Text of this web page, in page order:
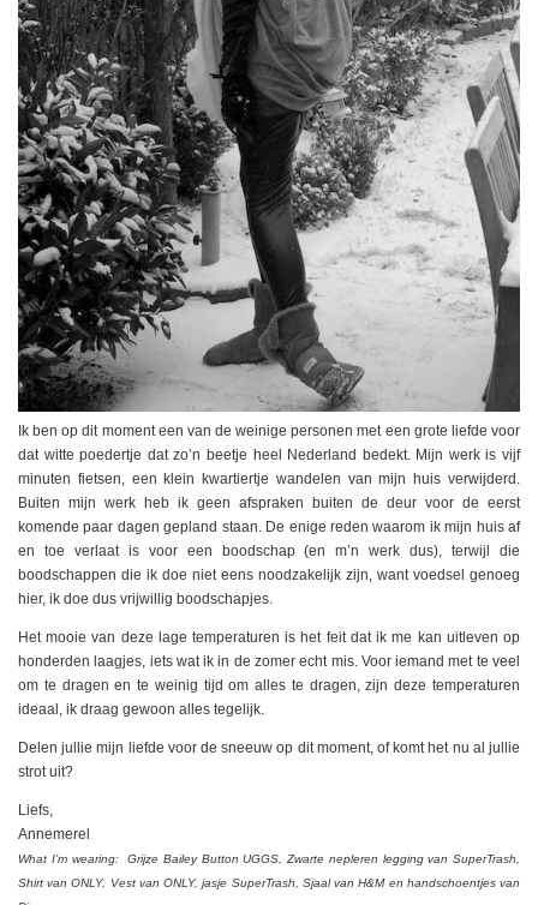
Ik ben op dit moment een van de weinige personen met een grote liefde voor
dat witte poedertje dat zo’n beetje heel Nederland bedekt. Mijn werk is vijf
minuten fietsen, een klein kwartiertje wandelen van mijn huis verwijderd.
Buiten mijn werk heb ik geen afspraken buiten de deur voor de eerst
komende paar dagen gepland staan. De enige reden waarom ik mijn huis af
en toe verlaat is voor een boodschap (en m’n werk dus), terwijl die
boodschappen die ik doe niet eens noodzakelijk zijn, want voedsel genoeg
hier, ik doe dus vrijwillig boodschapjes.
Het mooie van deze lage temperaturen is het feit dat ik me kan uitleven op
honderden laagjes, iets wat ik in de zomer echt mis. Voor iemand met te veel
om te dragen en te weinig tijd om alles te dragen, zijn deze temperaturen
ideaal, ik draag gewoon alles tegelijk.
Delen jullie mijn liefde voor de sneeuw op dit moment, of komt het nu al jullie
strot uit?
Liefs,
Annemerel
What I’m wearing: Grijze Bailey Button UGGS, Zwarte nepleren legging van SuperTrash,
Shirt van ONLY, Vest van ONLY, jasje SuperTrash, Sjaal van H&M en handschoentjes van